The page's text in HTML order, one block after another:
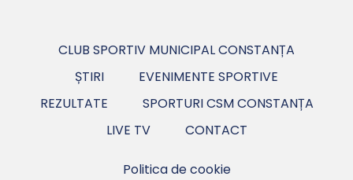
CLUB SPORTIV MUNICIPAL CONSTANȚA
ȘTIRI
EVENIMENTE SPORTIVE
REZULTATE
SPORTURI CSM CONSTANȚA
LIVE TV
CONTACT
Politica de cookie